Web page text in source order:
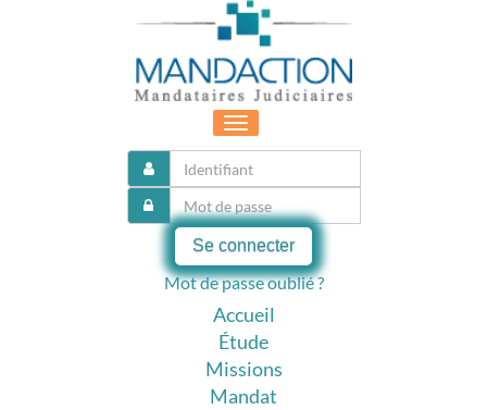
Toggle
navigation
Se connecter
Mot de passe oublié ?
Accueil
Étude
Missions
Mandat